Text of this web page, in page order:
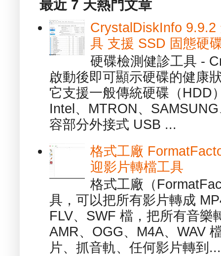
最近 7 天熱門文章
CrystalDiskInfo 9.9.2
具 支援 SSD 固態硬
硬碟檢測健診工具 -
啟動後即可顯示硬碟的健康
它支援一般傳統硬碟（HDD
Intel、MTRON、
容部分外接式 USB ...
格式工廠
迎影片轉檔工具
格式工廠（
具，可以把所有影片轉成
FLV、SWF 檔，把所有音樂
AMR、OGG、M4A、WAV
片、抓音軌、任何影片轉到...